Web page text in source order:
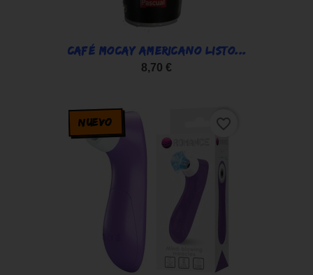
CAFÉ MOCAY AMERICANO LISTO...
8,70 €
NUEVO favorite_border